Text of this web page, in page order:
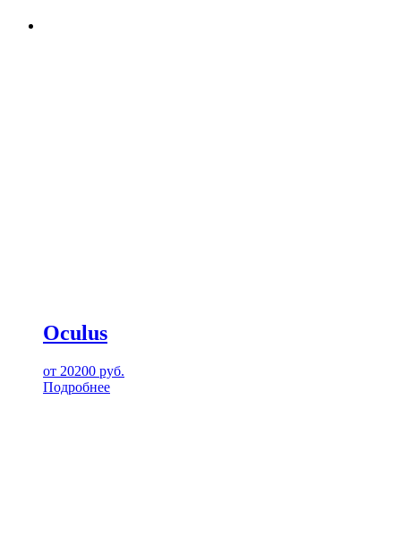
Oculus
от 20200 руб.
Подробнее